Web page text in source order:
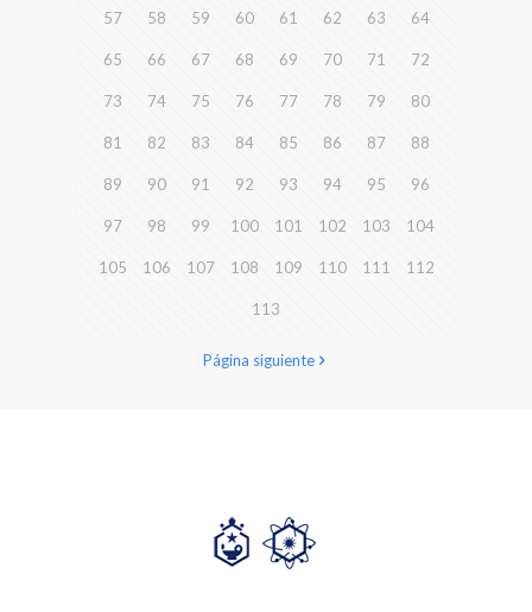
57 58 59 60 61 62 63 64
65 66 67 68 69 70 71 72
73 74 75 76 77 78 79 80
81 82 83 84 85 86 87 88
89 90 91 92 93 94 95 96
97 98 99 100 101 102 103 104
105 106 107 108 109 110 111 112
113
Página siguiente